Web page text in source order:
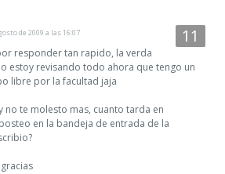
de 2009 a las 16:07
responder tan rapido, la verda
estoy revisando todo ahora que tengo un
libre por la facultad jaja
no te molesto mas, cuanto tarda en
en la bandeja de entrada de la